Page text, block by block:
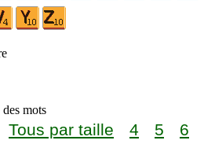
mots
Tous par taille 4 5
6